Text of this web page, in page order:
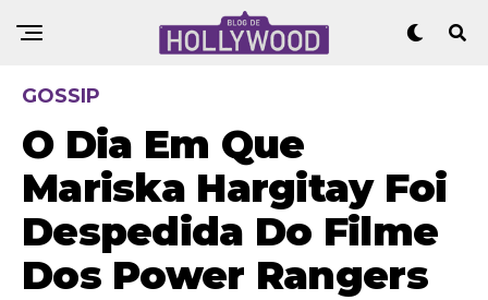
GOSSIP
O Dia Em Que
Mariska Hargitay Foi
Despedida Do Filme
Dos Power Rangers